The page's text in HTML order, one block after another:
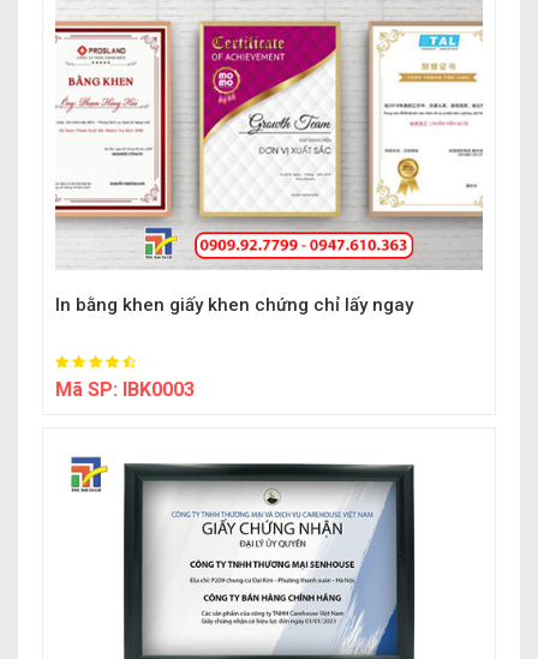
In bằng khen giấy khen chứng chỉ lấy ngay
Mã SP: IBK0003